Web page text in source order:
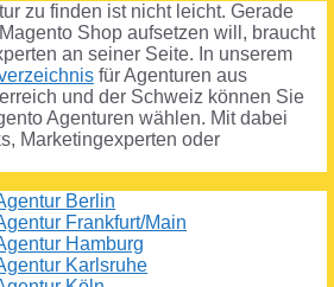
zu finden ist nicht leicht. Gerade
Shop aufsetzen will, braucht
an seiner Seite. In unserem
für Agenturen aus
und der Schweiz können Sie
Agenturen wählen. Mit dabei
Marketingexperten oder
Berlin
Frankfurt/Main
Hamburg
Karlsruhe